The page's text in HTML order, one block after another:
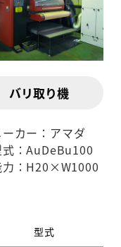
バリ取り機
ーカー：アマダ
式：AuDeBu100
力：H20×W1000
型式